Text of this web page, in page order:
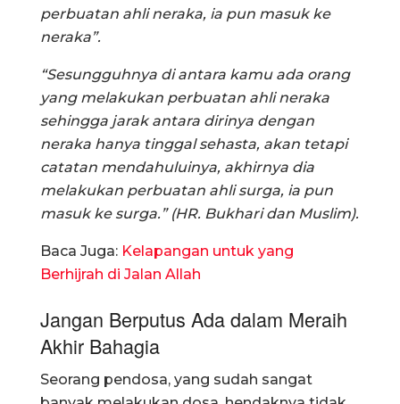
perbuatan ahli neraka, ia pun masuk ke
neraka”.
“Sesungguhnya di antara kamu ada orang
yang melakukan perbuatan ahli neraka
sehingga jarak antara dirinya dengan
neraka hanya tinggal sehasta, akan tetapi
catatan mendahuluinya, akhirnya dia
melakukan perbuatan ahli surga, ia pun
masuk ke surga.” (HR. Bukhari dan Muslim).
Baca Juga: Kelapangan untuk yang
Berhijrah di Jalan Allah
Jangan Berputus Ada dalam Meraih
Akhir Bahagia
Seorang pendosa, yang sudah sangat